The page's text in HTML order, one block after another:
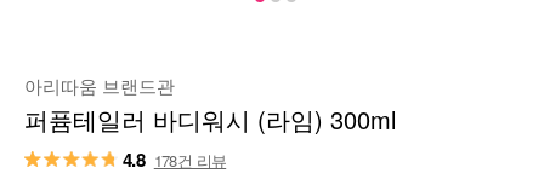
아리따움 브랜드관
퍼퓸테일러 바디워시 (라임) 300ml
4.8 178건 리뷰